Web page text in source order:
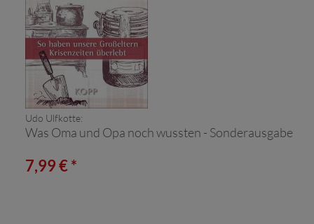
Udo Ulfkotte:
Was Oma und Opa noch wussten - Sonderausgabe
7,99 € *